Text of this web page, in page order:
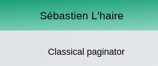
Sébastien L'haire
Classical paginator